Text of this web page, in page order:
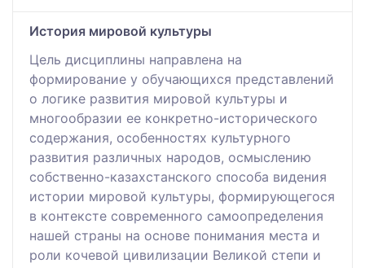
История мировой культуры
Цель дисциплины направлена на
формирование у обучающихся представлений
о логике развития мировой культуры и
многообразии ее конкретно-исторического
содержания, особенностях культурного
развития различных народов, осмыслению
собственно-казахстанского способа видения
истории мировой культуры, формирующегося
в контексте современного самоопределения
нашей страны на основе понимания места и
роли кочевой цивилизации Великой степи и